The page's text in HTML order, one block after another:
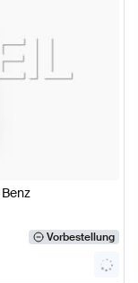
Vorbestellung